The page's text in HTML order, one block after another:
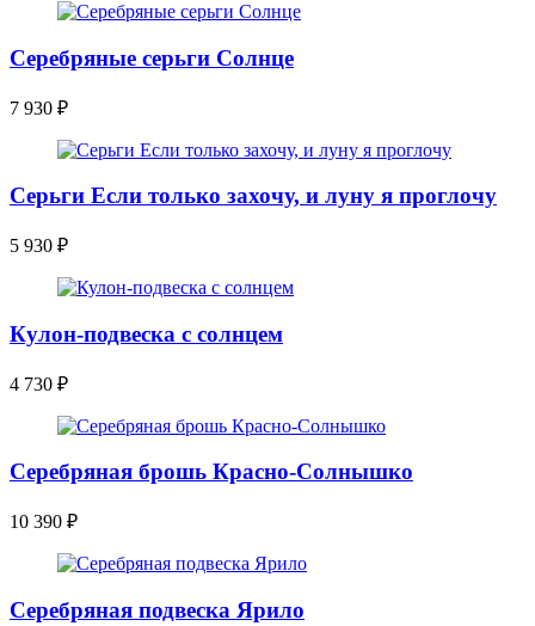
Серебряные серьги Солнце
7 930 ₽
Серьги Если только захочу, и луну я проглочу
5 930 ₽
Кулон-подвеска с солнцем
4 730 ₽
Серебряная брошь Красно-Солнышко
10 390 ₽
Серебряная подвеска Ярило